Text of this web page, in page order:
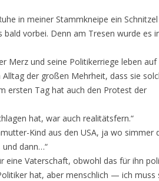
in meiner Stammkneipe ein Schnitzel
vorbei. Denn am Tresen wurde es
Merz und seine Politikerriege leben auf
der großen Mehrheit, dass sie
ersten Tag hat auch den Protest der
hat, war auch realitätsfern.“
Kind aus den USA, ja wo simmer
dann…“
eine Vaterschaft, obwohl das für ihn
hat, aber menschlich — ich muss